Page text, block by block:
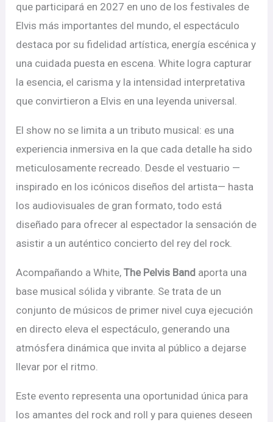
que participará en 2027 en uno de los festivales de
Elvis más importantes del mundo, el espectáculo
destaca por su fidelidad artística, energía escénica y
una cuidada puesta en escena. White logra capturar
la esencia, el carisma y la intensidad interpretativa
que convirtieron a Elvis en una leyenda universal.
El show no se limita a un tributo musical: es una
experiencia inmersiva en la que cada detalle ha sido
meticulosamente recreado. Desde el vestuario —
inspirado en los icónicos diseños del artista— hasta
los audiovisuales de gran formato, todo está
diseñado para ofrecer al espectador la sensación de
asistir a un auténtico concierto del rey del rock.
Acompañando a White,The Pelvis Band aporta una
base musical sólida y vibrante. Se trata de un
conjunto de músicos de primer nivel cuya ejecución
en directo eleva el espectáculo, generando una
atmósfera dinámica que invita al público a dejarse
llevar por el ritmo.
Este evento representa una oportunidad única para
los amantes del rock and roll y para quienes deseen